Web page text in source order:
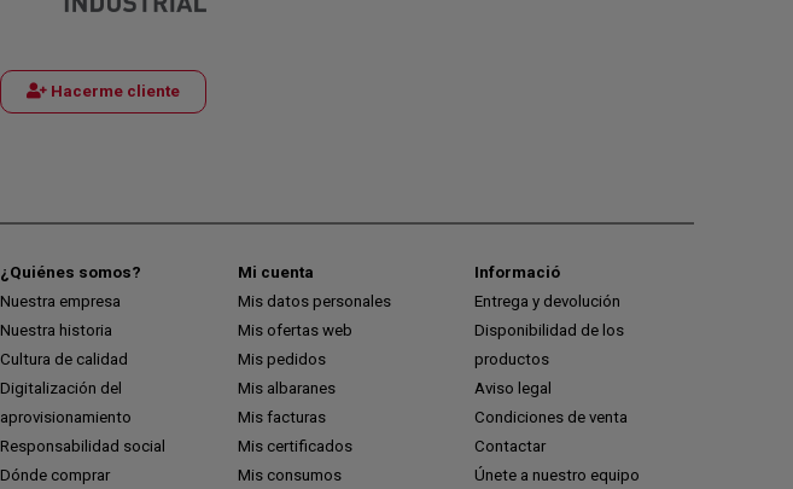
Hacerme cliente
¿Quiénes somos?
Nuestra empresa
Nuestra historia
Cultura de calidad
Digitalización del
aprovisionamiento
Responsabilidad social
Dónde comprar
Mi cuenta
Mis datos personales
Mis ofertas web
Mis pedidos
Mis albaranes
Mis facturas
Mis certificados
Mis consumos
Informació
Entrega y devolución
Disponibilidad de los
productos
Aviso legal
Condiciones de venta
Contactar
Únete a nuestro equipo